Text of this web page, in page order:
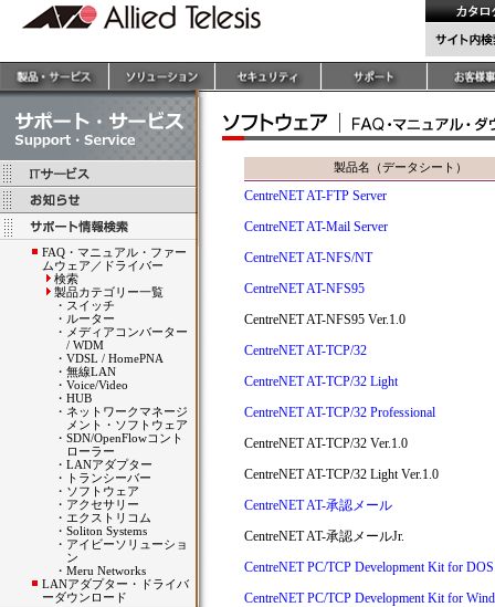
FAQ・マニュアル・ファー
ムウェア／ドライバー
検索
製品カテゴリー一覧
・ スイッチ
・ ルーター
・ メディアコンバーター
/ WDM
・ VDSL / HomePNA
・ 無線LAN
・ Voice/Video
・ HUB
・ ネットワークマネージ
メント・ソフトウェア
・ SDN/OpenFlowコント
ローラー
・ LANアダプター
・
トランシーバー
・ ソフトウェア
・ アクセサリー
・ エクストリコム
・ Soliton Systems
・ アイビーソリューショ
ン
・ Meru Networks
LANアダプター・ドライバ
ーダウンロード
製品名（データシート）
CentreNET AT-FTP Server
CentreNET AT-Mail Server
CentreNET AT-NFS/NT
CentreNET AT-NFS95
CentreNET AT-NFS95 Ver.1.0
CentreNET AT-TCP/32
CentreNET AT-TCP/32 Light
CentreNET AT-TCP/32 Professional
CentreNET AT-TCP/32 Ver.1.0
CentreNET AT-TCP/32 Light Ver.1.0
CentreNET AT-承認メール
CentreNET AT-承認メールJr.
CentreNET PC/TCP Development Kit for DOS
CentreNET PC/TCP Development Kit for